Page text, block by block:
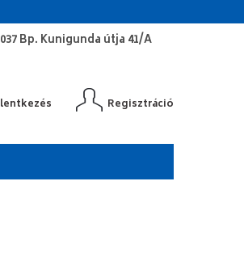
Bp. Kunigunda útja 41/A
Regisztráció